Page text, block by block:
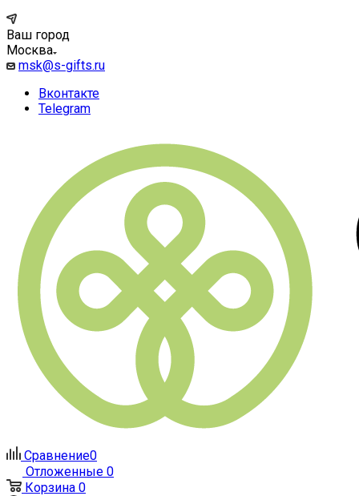
Ваш город
Москва
msk@s-gifts.ru
Вконтакте
Telegram
Сравнение0
Отложенные 0
Корзина 0